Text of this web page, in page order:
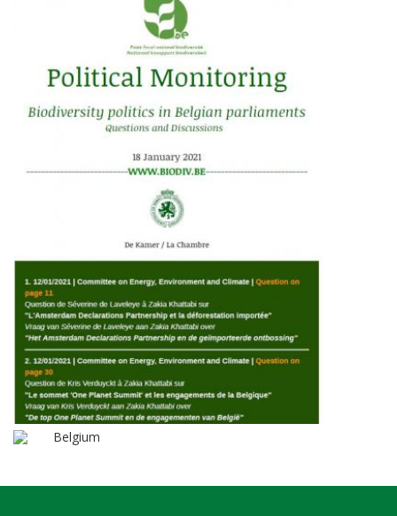
Belgium